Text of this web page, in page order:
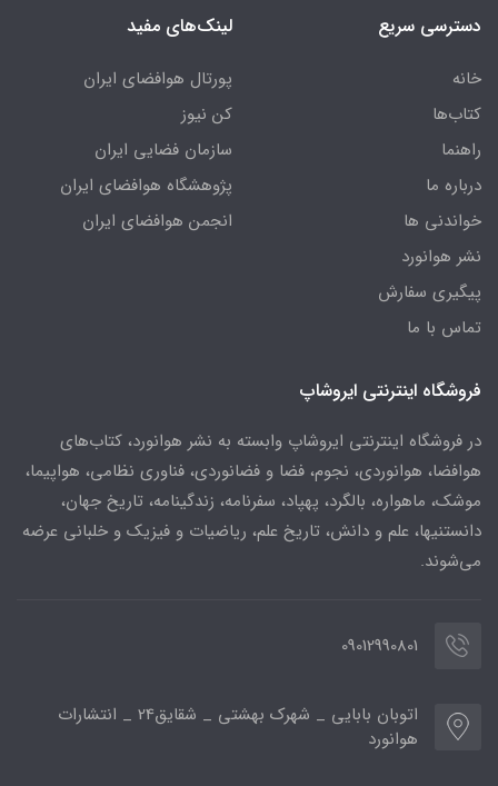
دسترسی سریع
خانه
کتاب‌ها
راهنما
درباره ما
خواندنی ها
نشر هوانورد
پیگیری سفارش
تماس با ما
لینک‌های مفید
پورتال هوافضای ایران
کن نیوز
سازمان فضایی ایران
پژوهشگاه هوافضای ایران
انجمن هوافضای ایران
فروشگاه اینترنتی ایروشاپ
در فروشگاه اینترنتی ایروشاپ وابسته به نشر هوانورد، کتاب‌های
هوافضا، هوانوردی، نجوم، فضا و فضانوردی، فناوری نظامی، هواپیما،
موشک، ماهواره، بالگرد، پهپاد، سفرنامه، زندگینامه، تاریخ جهان،
دانستنیها، علم و دانش، تاریخ علم، ریاضیات و فیزیک و خلبانی عرضه
می‌شوند.
09012990801
اتوبان بابایی _ شهرک بهشتی _ شقایق24 _ انتشارات
هوانورد